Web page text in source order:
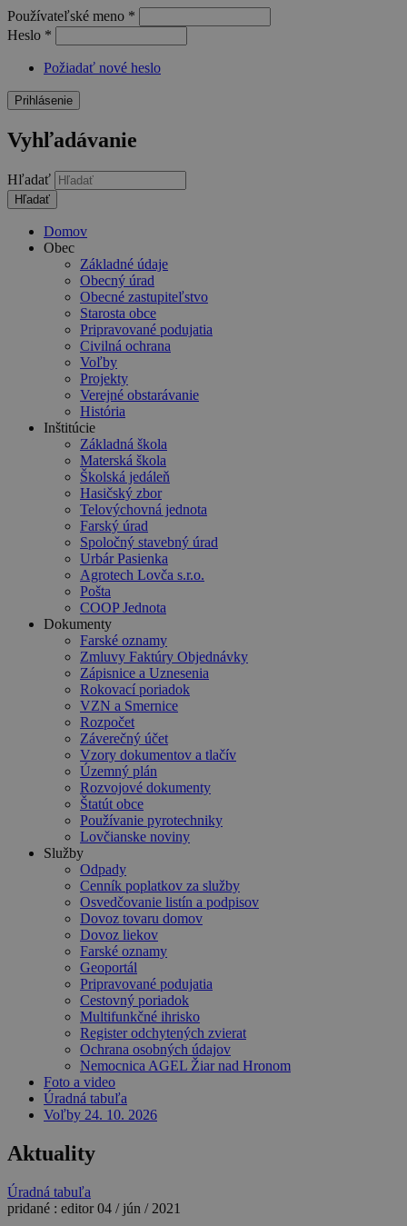
Používateľské meno *
Heslo *
Požiadať nové heslo
Vyhľadávanie
Hľadať
Domov
Obec
Základné údaje
Obecný úrad
Obecné zastupiteľstvo
Starosta obce
Pripravované podujatia
Civilná ochrana
Voľby
Projekty
Verejné obstarávanie
História
Inštitúcie
Základná škola
Materská škola
Školská jedáleň
Hasičský zbor
Telovýchovná jednota
Farský úrad
Spoločný stavebný úrad
Urbár Pasienka
Agrotech Lovča s.r.o.
Pošta
COOP Jednota
Dokumenty
Farské oznamy
Zmluvy Faktúry Objednávky
Zápisnice a Uznesenia
Rokovací poriadok
VZN a Smernice
Rozpočet
Záverečný účet
Vzory dokumentov a tlačív
Územný plán
Rozvojové dokumenty
Štatút obce
Používanie pyrotechniky
Lovčianske noviny
Služby
Odpady
Cenník poplatkov za služby
Osvedčovanie listín a podpisov
Dovoz tovaru domov
Dovoz liekov
Farské oznamy
Geoportál
Pripravované podujatia
Cestovný poriadok
Multifunkčné ihrisko
Register odchytených zvierat
Ochrana osobných údajov
Nemocnica AGEL Žiar nad Hronom
Foto a video
Úradná tabuľa
Voľby 24. 10. 2026
Aktuality
Úradná tabuľa
pridané : editor 04 / jún / 2021